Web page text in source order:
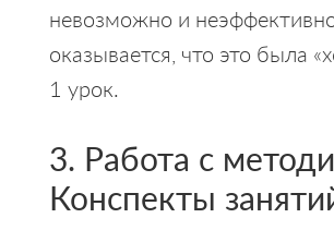
невозможно и
оказывается, что это была
1 урок.
3. Работа с
Конспекты